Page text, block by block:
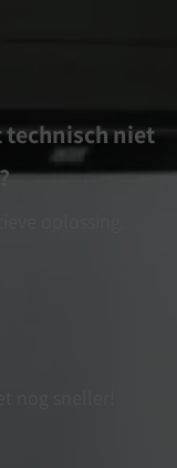
technisch niet
oplossing.
nog sneller!